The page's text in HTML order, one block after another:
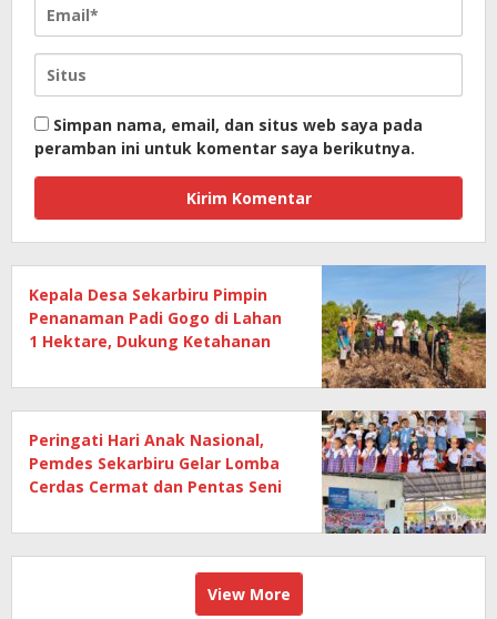
Simpan nama, email, dan situs web saya pada
peramban ini untuk komentar saya berikutnya.
Kepala Desa Sekarbiru Pimpin
Penanaman Padi Gogo di Lahan
1 Hektare, Dukung Ketahanan
Peringati Hari Anak Nasional,
Pemdes Sekarbiru Gelar Lomba
Cerdas Cermat dan Pentas Seni
View More